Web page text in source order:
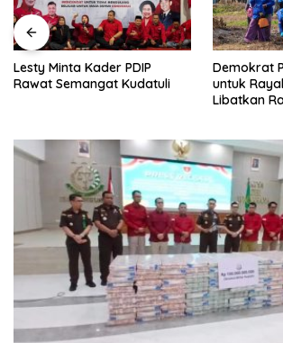
Lesty Minta Kader PDIP
Rawat Semangat Kudatuli
Demokrat
untuk
Libatkan